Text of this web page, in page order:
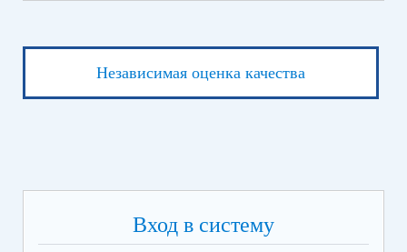
Независимая оценка качества
Вход в систему